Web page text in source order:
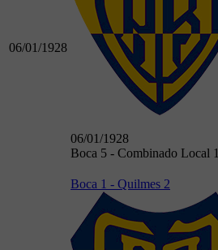
06/01/1928
06/01/1928
Boca 5 - Combinado Local 1
Boca 1 - Quilmes 2